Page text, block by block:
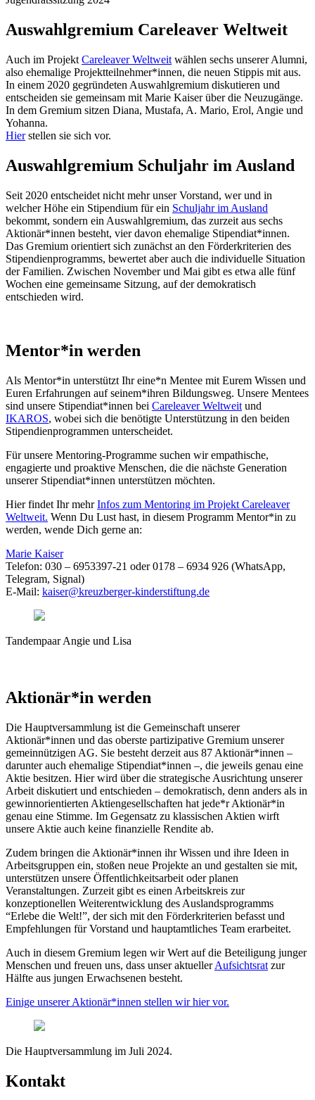
Auswahlgremium Careleaver Weltweit
Auch im Projekt Careleaver Weltweit wählen sechs unserer Alumni,
also ehemalige Projektteilnehmer*innen, die neuen Stippis mit aus.
In einem 2020 gegründeten Auswahlgremium diskutieren und
entscheiden sie gemeinsam mit Marie Kaiser über die Neuzugänge.
In dem Gremium sitzen Diana, Mustafa, A. Mario, Erol, Angie und
Yohanna.
Hierstellen sie sich vor.
Auswahlgremium Schuljahr im Ausland
Seit 2020 entscheidet nicht mehr unser Vorstand, wer und in
welcher Höhe ein Stipendium für ein Schuljahr im Ausland
bekommt, sondern ein Auswahlgremium, das zurzeit aus sechs
Aktionär*innen besteht, vier davon ehemalige Stipendiat*innen.
Das Gremium orientiert sich zunächst an den Förderkriterien des
Stipendienprogramms, bewertet aber auch die individuelle Situation
der Familien. Zwischen November und Mai gibt es etwa alle fünf
Wochen eine gemeinsame Sitzung, auf der demokratisch
entschieden wird.
Mentor*in werden
Als Mentor*in unterstützt Ihr eine*n Mentee mit Eurem Wissen und
Euren Erfahrungen auf seinem*ihren Bildungsweg. Unsere Mentees
sind unsere Stipendiat*innen bei Careleaver Weltweit und
IKAROS, wobei sich die benötigte Unterstützung in den beiden
Stipendienprogrammen unterscheidet.
Für unsere Mentoring-Programme suchen wir empathische,
engagierte und proaktive Menschen, die die nächste Generation
unserer Stipendiat*innen unterstützen möchten.
Hier findet Ihr mehrInfos zum Mentoring im Projekt Careleaver
Weltweit. Wenn Du Lust hast, in diesem Programm Mentor*in zu
werden, wende Dich gerne an:
Marie Kaiser
Telefon: 030 – 6953397-21 oder 0178 – 6934 926 (WhatsApp,
Telegram, Signal)
E-Mail: kaiser@kreuzberger-kinderstiftung.de
Tandempaar Angie und Lisa
Aktionär*in werden
Die Hauptversammlung ist die Gemeinschaft unserer
Aktionär*innen und das oberste partizipative Gremium unserer
gemeinnützigen AG. Sie besteht derzeit aus 87 Aktionär*innen –
darunter auch ehemalige Stipendiat*innen –, die jeweils genau eine
Aktie besitzen. Hier wird über die strategische Ausrichtung unserer
Arbeit diskutiert und entschieden – demokratisch, denn anders als in
gewinnorientierten Aktiengesellschaften hat jede*r Aktionär*in
genau eine Stimme. Im Gegensatz zu klassischen Aktien wirft
unsere Aktie auch keine finanzielle Rendite ab.
Zudem bringen die Aktionär*innen ihr Wissen und ihre Ideen in
Arbeitsgruppen ein, stoßen neue Projekte an und gestalten sie mit,
unterstützen unsere Öffentlichkeitsarbeit oder planen
Veranstaltungen. Zurzeit gibt es einen Arbeitskreis zur
konzeptionellen Weiterentwicklung des Auslandsprogramms
“Erlebe die Welt!”, der sich mit den Förderkriterien befasst und
Empfehlungen für Vorstand und hauptamtliches Team erarbeitet.
Auch in diesem Gremium legen wir Wert auf die Beteiligung junger
Menschen und freuen uns, dass unser aktuellerAufsichtsrat zur
Hälfte aus jungen Erwachsenen besteht.
Einige unserer Aktionär*innen stellen wir hier vor.
Die Hauptversammlung im Juli 2024.
Kontakt